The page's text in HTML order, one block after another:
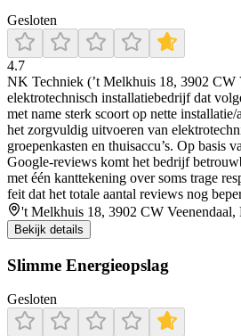
Gesloten
4.7
NK Techniek (’t Melkhuis 18, 3902 CW
elektrotechnisch installatiebedrijf dat
met name sterk scoort op nette
het zorgvuldig uitvoeren van
groepenkasten en thuisaccu’s. Op basis
Google-reviews komt het bedrijf
met één kanttekening over soms trage
feit dat het totale aantal reviews nog
't Melkhuis 18, 3902 CW Veenendaal,
Bekijk details
Slimme Energieopslag
Gesloten